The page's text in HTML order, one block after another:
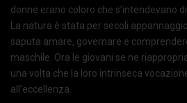
donne erano coloro che s’intendevano
La natura è stata per secoli
saputa amare, governare e
maschile. Ora le giovani se ne
una volta che la loro intrinseca
all’eccellenza.